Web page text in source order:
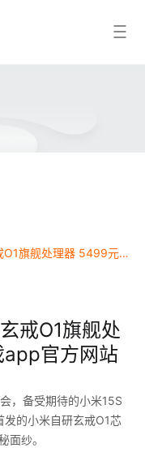
小米15S Pro发布：搭载玄戒O1旗舰处理器 5499元起 - 爱游戏app官方网站
戒O1旗舰处
官方网站
，备受期待的小米15S
的小米自研玄戒O1芯
面纱。